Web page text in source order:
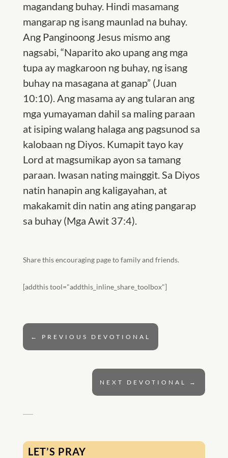
magandang buhay. Hindi masamang
mangarap ng isang maunlad na buhay.
Ang Panginoong Jesus mismo ang
nagsabi, “Naparito ako upang ang mga
tupa ay magkaroon ng buhay, ng isang
buhay na masagana at ganap” (Juan
10:10). Ang masama ay ang tularan ang
mga yumayaman dahil sa maling paraan
at isiping walang halaga ang pagsunod sa
kalobaan ng Diyos. Kumapit tayo kay
Lord at magsumikap ayon sa tamang
paraan. Iwasan nating mainggit. Sa Diyos
natin hanapin ang kaligayahan, at
makakamit din natin ang ating pangarap
sa buhay (Mga Awit 37:4).
Share this encouraging page to family and friends.
[addthis tool="addthis_inline_share_toolbox"]
← PREVIOUS DEVOTIONAL
NEXT DEVOTIONAL →
LET’S PRAY